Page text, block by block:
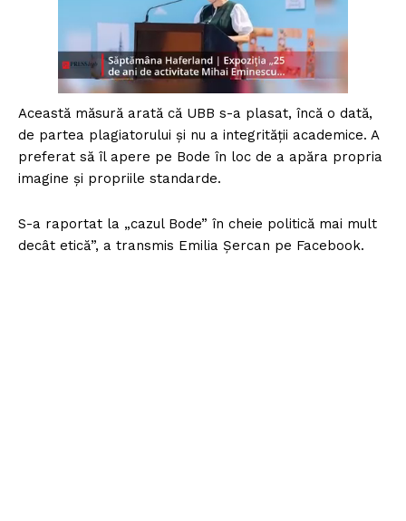
Această măsură arată că UBB s-a plasat, încă o dată,
de partea plagiatorului și nu a integrității academice. A
preferat să îl apere pe Bode în loc de a apăra propria
imagine și propriile standarde.
S-a raportat la „cazul Bode” în cheie politică mai mult
decât etică”, a transmis Emilia Șercan pe Facebook.